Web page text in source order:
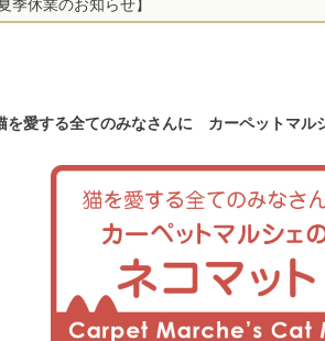
響により、現在、一部地域を発着するお荷
象地域やサービスへの影響が変更となる場
卒ご理解賜りますようお願い申し上げます。
夏季休業のお知らせ】
中のご注文商品の出荷は2026年8月18日(火)以
を愛する全てのみなさんに カーペットマル